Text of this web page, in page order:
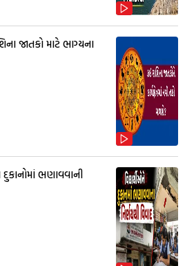
જાતકો માટે ભાગ્યના
દુકાનોમાં ભણાવવાની